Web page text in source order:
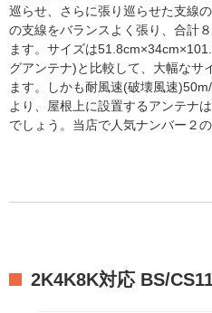
巡らせ、さらに張り巡らせた支線
の支線をバランスよく張り、合計
ます。サイズは
グアンテナ)と比較して、大幅なサ
ます。しかも耐風速(破壊風速
より、屋根上に設置するアンテナ
でしょう。当店で人気ナンバー２
2K4K8K対応 BS/